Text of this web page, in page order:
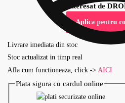
Esti interesat de
Aplica pentru
Livrare imediata din stoc
Stoc actualizat in timp real
Afla cum functioneaza, click -> AICI
Plata sigura cu cardul online